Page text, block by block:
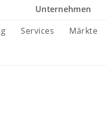
Unternehmen
Services Märkte